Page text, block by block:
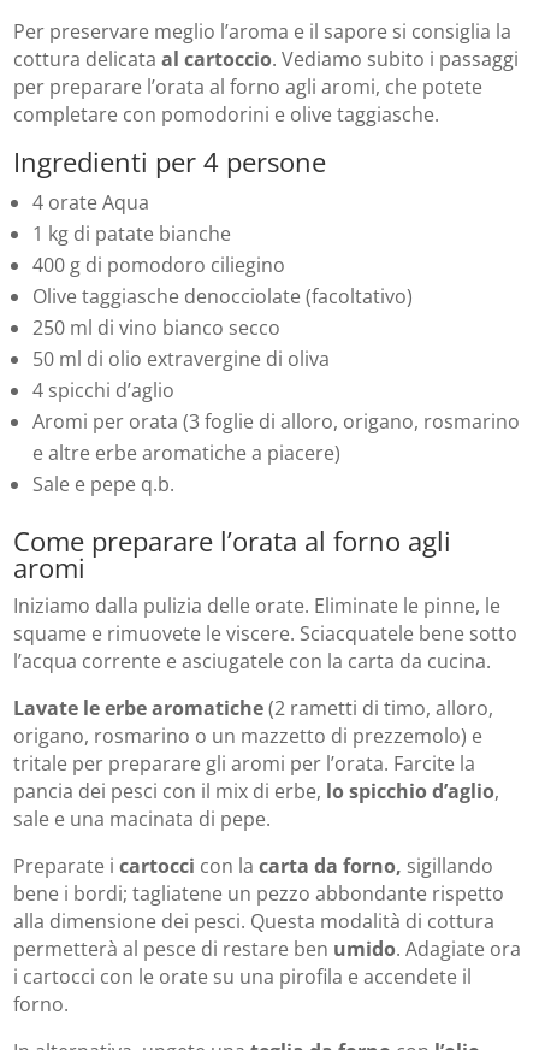
Per preservare meglio l’aroma e il sapore si consiglia la
cottura delicataal cartoccio. Vediamo subito i passaggi
per preparare l’orata al forno agli aromi, che potete
completare con pomodorini e olive taggiasche.
Ingredienti per 4 persone
4 orate Aqua
1 kg di patate bianche
400 g di pomodoro ciliegino
Olive taggiasche denocciolate (facoltativo)
250 ml di vino bianco secco
50 ml di olio extravergine di oliva
4 spicchi d’aglio
Aromi per orata (3 foglie di alloro, origano, rosmarino
e altre erbe aromatiche a piacere)
Sale e pepe q.b.
Come preparare l’orata al forno agli
aromi
Iniziamo dalla pulizia delle orate. Eliminate le pinne, le
squame e rimuovete le viscere. Sciacquatele bene sotto
l’acqua corrente e asciugatele con la carta da cucina.
Lavate le erbe aromatiche(2 rametti di timo, alloro,
origano, rosmarino o un mazzetto di prezzemolo) e
tritale per preparare gli aromi per l’orata. Farcite la
pancia dei pesci con il mix di erbe, lo spicchio d’aglio,
sale e una macinata di pepe.
Preparate icartocci con lacarta da forno, sigillando
bene i bordi; tagliatene un pezzo abbondante rispetto
alla dimensione dei pesci. Questa modalità di cottura
permetterà al pesce di restare ben umido. Adagiate ora
i cartocci con le orate su una pirofila e accendete il
forno.